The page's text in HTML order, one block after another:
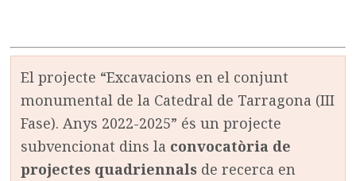
El projecte “Excavacions en el conjunt
monumental de la Catedral de Tarragona (III
Fase). Anys 2022-2025” és un projecte
subvencionat dins la convocatòria de
projectes quadriennals de recerca en